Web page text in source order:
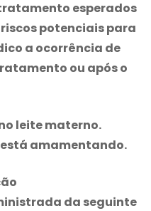
esperados
potenciais para
a ocorrência de
ou após o
leite materno.
está amamentando.
da seguinte